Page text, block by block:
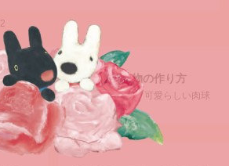
！レジンで作る肉球風小物の作り方
る」というアイテムを使って、可愛らしい肉球
目以上に作り方はカ...